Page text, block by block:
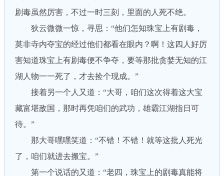
剧毒虽然厉害，不过一时三刻，里面的人死不绝。
狄云微微一惊，寻思：“他们怎知珠宝上有剧毒，
莫非寺内夺宝的经过他们都看在眼内？啊！这四人好厉
害知道珠宝上有剧毒便不争夺，要等那批贪婪无知的江
湖人物一一死了，才去捡个现成。”
接着另一个人又道：“大哥，咱们这次得着这大宝
藏富堪敌国，那时再凭咱们的武功，雄霸江湖指日可
待。”
那大哥嘿嘿笑道：“不错！不错！就等这批人死光
了，咱们就进去搬宝。”
第一个说话的又道：“老四，珠宝上的剧毒真能将